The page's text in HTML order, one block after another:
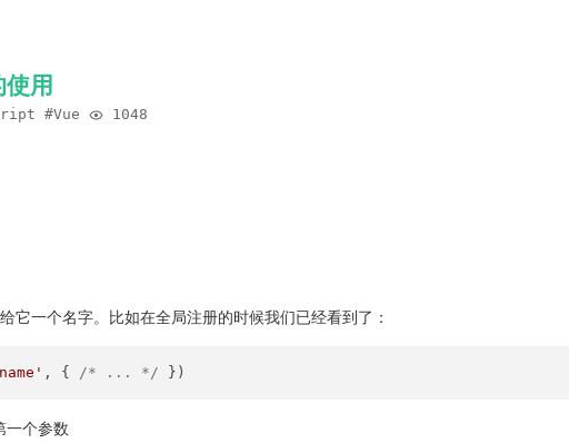
用
Vue 1048
它一个名字。比如在全局注册的时候我们已经看到了：
, { /* ... */
一个参数